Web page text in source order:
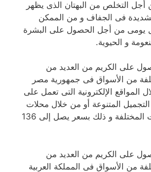
أجل التخلص من البهتان الذى يظهر
فى الجفاف و من الممكن
يومى من أجل الحصول على البشرة
و الحيوية.
على الكريم من العديد من
من الأسواق فى جمهورية مصر
المواقع الإلكترونية التى تعمل على
المتنوعة أو من خلال محلات
بيع المستحضرات المختلفة و ذلك بسعر يصل إلى 136
على الكريم من العديد من
من الأسواق فى المملكة العربية